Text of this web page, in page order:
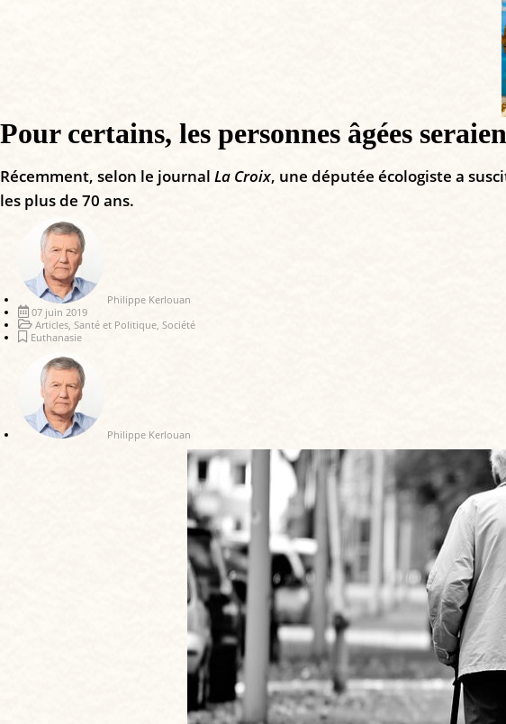
Pour certains, les personnes âgées
Récemment, selon le journal La Croix, une députée écologiste a
les plus de 70 ans.
Philippe Kerlouan
07 juin 2019
Articles Santé et Politique Société
Euthanasie
Philippe Kerlouan